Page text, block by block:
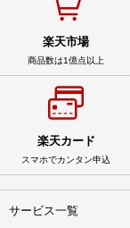
楽天市場
商品数は1億点以上
楽天カード
スマホでカンタン申込
サービス一覧